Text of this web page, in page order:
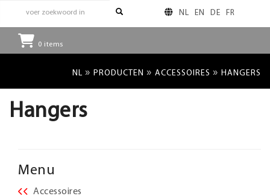
NL EN DE FR
0 items
NL » PRODUCTEN » ACCESSOIRES » HANGERS
Hangers
Menu
Accessoires